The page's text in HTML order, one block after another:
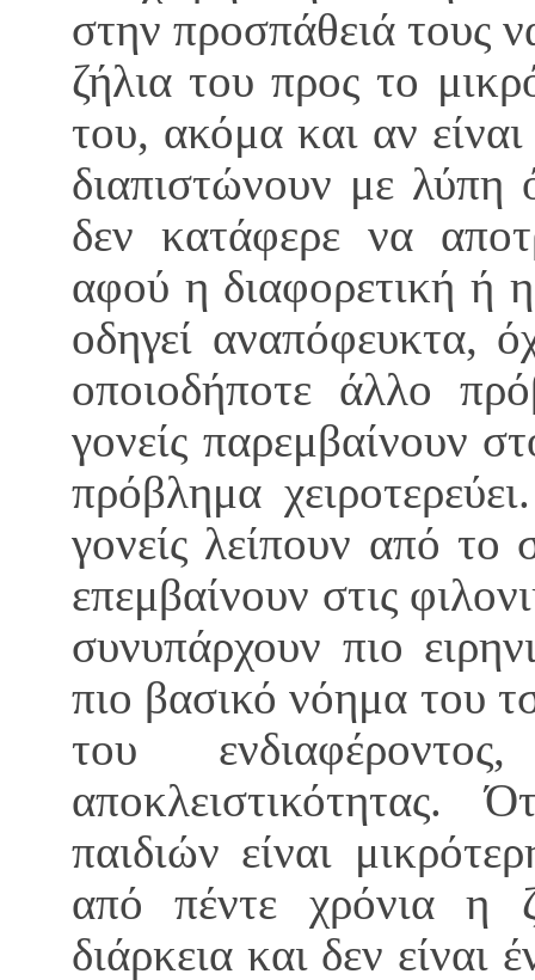
στην προσπάθειά τους
ζήλια του προς το
του, ακόμα και αν
διαπιστώνουν με λύπη
δεν κατάφερε να
αφού η διαφορετική ή
οδηγεί αναπόφευκτα,
οποιοδήποτε άλλο
γονείς παρεμβαίνουν
πρόβλημα
γονείς λείπουν από το
επεμβαίνουν στις
συνυπάρχουν πιο
πιο βασικό νόημα του
του
παιδιών είναι
από πέντε χρόνια η
διάρκεια και δεν είναι